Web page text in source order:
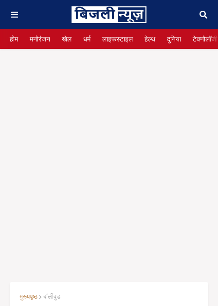
होम मनोरंजन खेल धर्म लाइफस्टाइल हेल्थ दुनिया टेक्नोलॉजी
मुख्यपृष्ठ बॉलीवुड